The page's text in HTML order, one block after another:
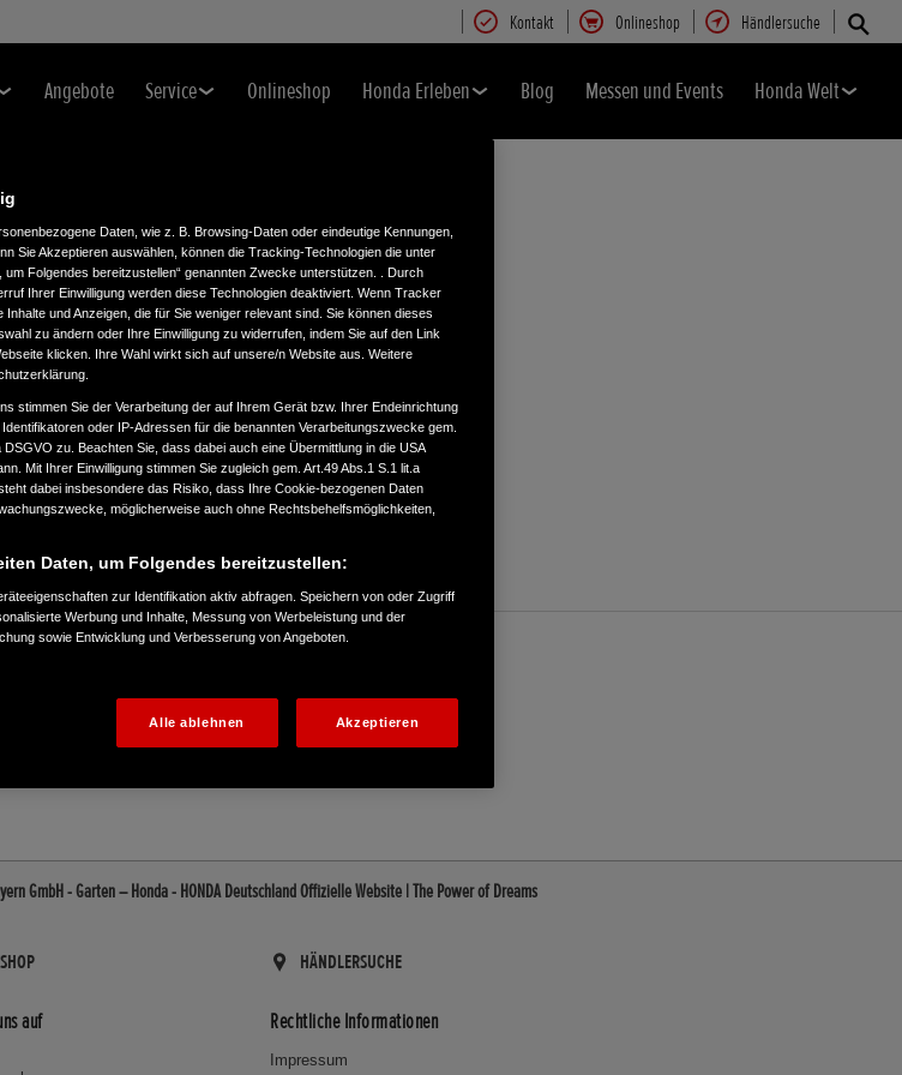
Kontakt Onlineshop Händlersuche
Angebote Service Onlineshop Honda Erleben Blog Messen und Events Honda Welt
GmbH - Garten – Honda - HONDA Deutschland Offizielle Website | The Power of Dreams
HÄNDLERSUCHE
auf Rechtliche Informationen
Impressum
Daten, wie z. B. Browsing-Daten oder eindeutige Kennungen,
Sie Akzeptieren auswählen, können die Tracking-Technologien die unter
um Folgendes bereitzustellen“ genannten Zwecke unterstützen. . Durch
Ihrer Einwilligung werden diese Technologien deaktiviert. Wenn Tracker
und Anzeigen, die für Sie weniger relevant sind. Sie können dieses
zu ändern oder Ihre Einwilligung zu widerrufen, indem Sie auf den Link
klicken. Ihre Wahl wirkt sich auf unsere/n Website aus. Weitere
stimmen Sie der Verarbeitung der auf Ihrem Gerät bzw. Ihrer Endeinrichtung
oder IP-Adressen für die benannten Verarbeitungszwecke gem.
zu. Beachten Sie, dass dabei auch eine Übermittlung in die USA
Mit Ihrer Einwilligung stimmen Sie zugleich gem. Art.49 Abs.1 S.1 lit.a
dabei insbesondere das Risiko, dass Ihre Cookie-bezogenen Daten
möglicherweise auch ohne Rechtsbehelfsmöglichkeiten,
Daten, um Folgendes bereitzustellen:
zur Identifikation aktiv abfragen. Speichern von oder Zugriff
Werbung und Inhalte, Messung von Werbeleistung und der
sowie Entwicklung und Verbesserung von Angeboten.
Alle ablehnen Akzeptieren